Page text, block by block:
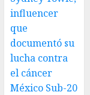
influencer
que
documentó su
lucha contra
el cáncer
México Sub-20